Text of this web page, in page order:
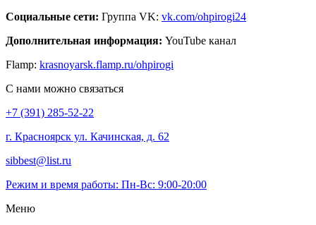
Социальные сети: Группа VK: vk.com/ohpirogi24
Дополнительная информация: YouTube канал
Flamp: krasnoyarsk.flamp.ru/ohpirogi
С нами можно связаться
+7 (391) 285-52-22
г. Красноярск ул. Качинская, д. 62
sibbest@list.ru
Режим и время работы: Пн-Вс: 9:00-20:00
Меню